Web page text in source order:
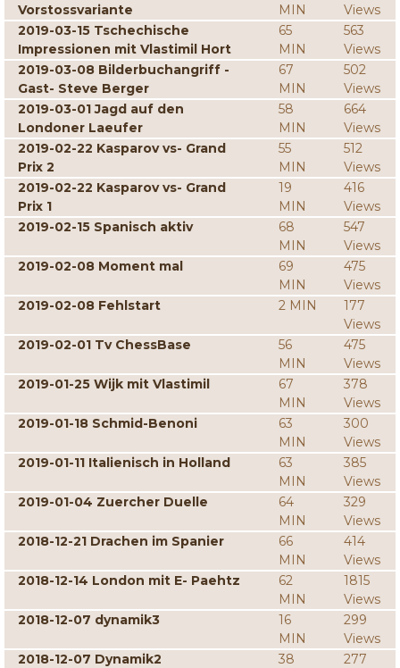
Vorstossvariante
MIN
Views
2019-03-15 Tschechische
Impressionen mit Vlastimil Hort
65
MIN
563
Views
2019-03-08 Bilderbuchangriff -
Gast- Steve Berger
67
MIN
502
Views
2019-03-01 Jagd auf den
Londoner Laeufer
58
MIN
664
Views
2019-02-22 Kasparov vs- Grand
Prix 2
55
MIN
512
Views
2019-02-22 Kasparov vs- Grand
Prix 1
19
MIN
416
Views
2019-02-15 Spanisch aktiv
68
MIN
547
Views
2019-02-08 Moment mal
69
MIN
475
Views
2019-02-08 Fehlstart
2 MIN
177
Views
2019-02-01 Tv ChessBase
56
MIN
475
Views
2019-01-25 Wijk mit Vlastimil
67
MIN
378
Views
2019-01-18 Schmid-Benoni
63
MIN
300
Views
2019-01-11 Italienisch in Holland
63
MIN
385
Views
2019-01-04 Zuercher Duelle
64
MIN
329
Views
2018-12-21 Drachen im Spanier
66
MIN
414
Views
2018-12-14 London mit E- Paehtz
62
MIN
1815
Views
2018-12-07 dynamik3
16
MIN
299
Views
2018-12-07 Dynamik2
38
277